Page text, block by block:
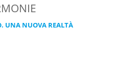
UNA NUOVA REALTÀ